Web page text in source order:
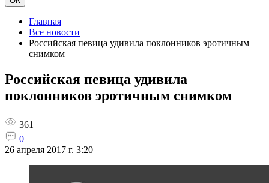
Главная
Все новости
Российская певица удивила поклонников эротичным
снимком
Российская певица удивила
поклонников эротичным снимком
361
0
26 апреля 2017 г. 3:20